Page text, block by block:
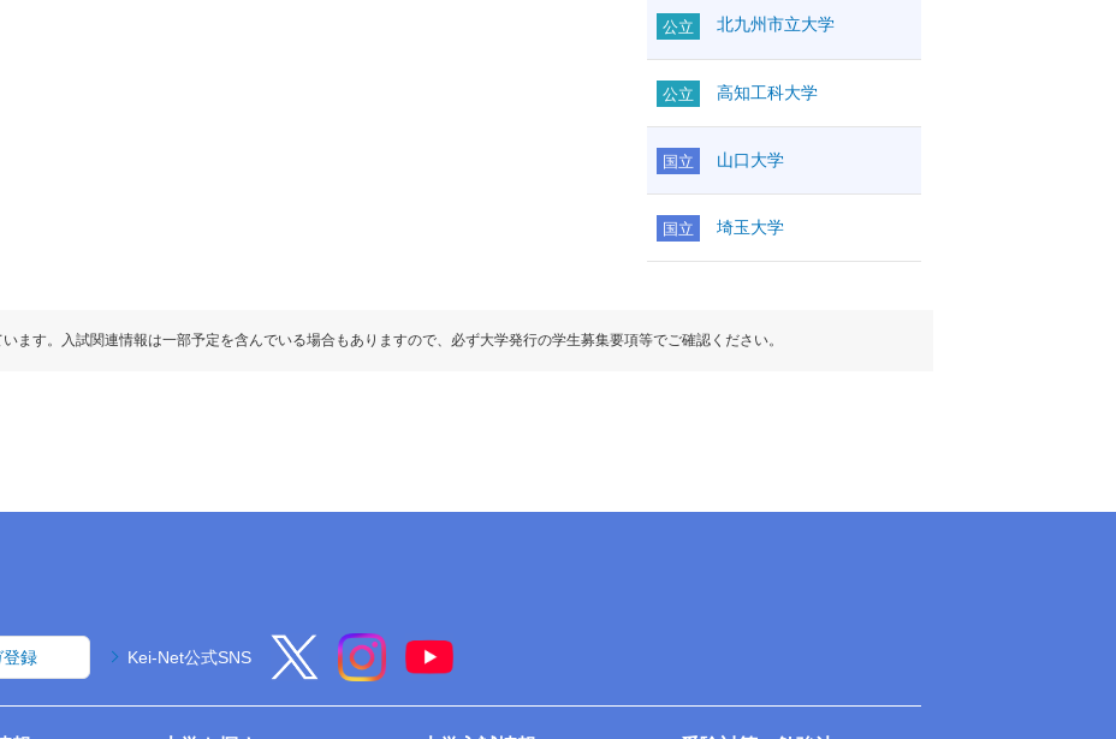
公立 北九州市立大学
公立 高知工科大学
国立 山口大学
国立 埼玉大学
ます。入試関連情報は一部予定を含んでいる場合もありますので、必ず大学発行の学生募集要項等でご確認ください。
登録 Kei-Net公式SNS